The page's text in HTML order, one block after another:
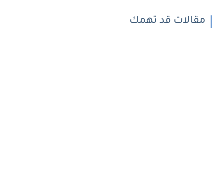
مقالات قد تهمك